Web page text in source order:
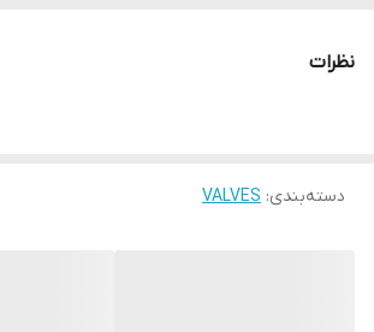
نظرات
دسته‌بندی:
VALVES